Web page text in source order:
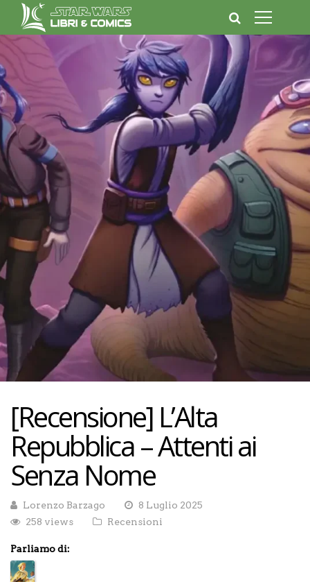
[Recensione] L’Alta
Repubblica – Attenti ai
Senza Nome
Lorenzo Barzago
8 Luglio 2025
258 views
Recensioni
Parliamo di: